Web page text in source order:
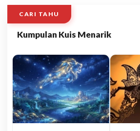
CARI TAHU
Kumpulan Kuis Menarik